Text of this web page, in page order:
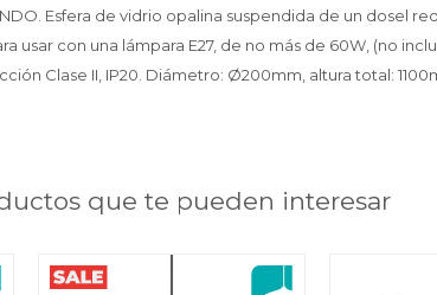
Esfera de vidrio opalina suspendida de un dosel
usar con una lámpara E27, de no más de 60W, (no
Clase II, IP20. Diámetro: Ø200mm, altura total:
que te pueden interesar